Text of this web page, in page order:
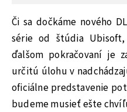
Či sa dočkáme nového
série od štúdia
ďalšom pokračovaní je
určitú úlohu v
oficiálne predstavenie
budeme musieť ešte